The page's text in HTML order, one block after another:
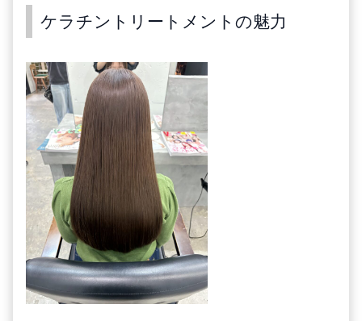
ケラチントリートメントの魅力